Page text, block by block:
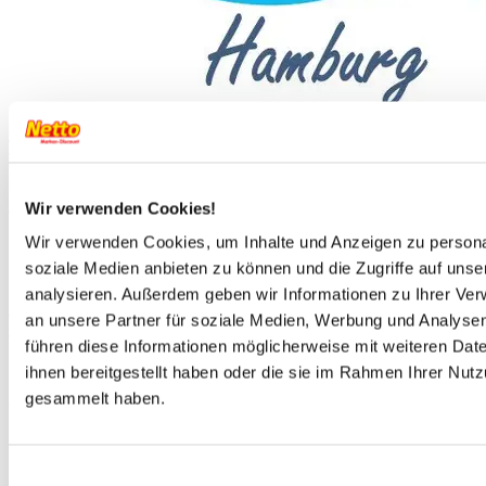
Wir verwenden Cookies!
Wir verwenden Cookies, um Inhalte und Anzeigen zu
soziale Medien anbieten zu können und die Zugriffe auf
analysieren. Außerdem geben wir Informationen zu Ihrer
an unsere Partner für soziale Medien, Werbung und
führen diese Informationen möglicherweise mit weiteren
ihnen bereitgestellt haben oder die sie im Rahmen Ihrer
gesammelt haben.
Anbieterinformationen
Landkreises Emsland, finden Sie ein weitverzweigtes Rad- u.
Wanderwegenetz mit vielen Natur- und
Landschaftsschönheiten vor, geprägt von der Emslandschaft.
Ein weites, grünes, herbes Land, dynamisch und doch wieder
stille Landschaft, in der man tief atmen und sich erholen
kann. Das Emsland verbindet die einzigartige
Wasserlandschaft der Flüsse, Kanäle und Seen mit Heide,
Wald und Moor. Genießen Sie Ihren Aufenthalt im Emsland,
nahe Papenburg und Meppen, den Niederlanden und
Ostfriesland. Sie wohnen in Dörpen mitten im Emsland, nahe
den Niederlanden, Ostfriesland, Papenburg und Meppen.